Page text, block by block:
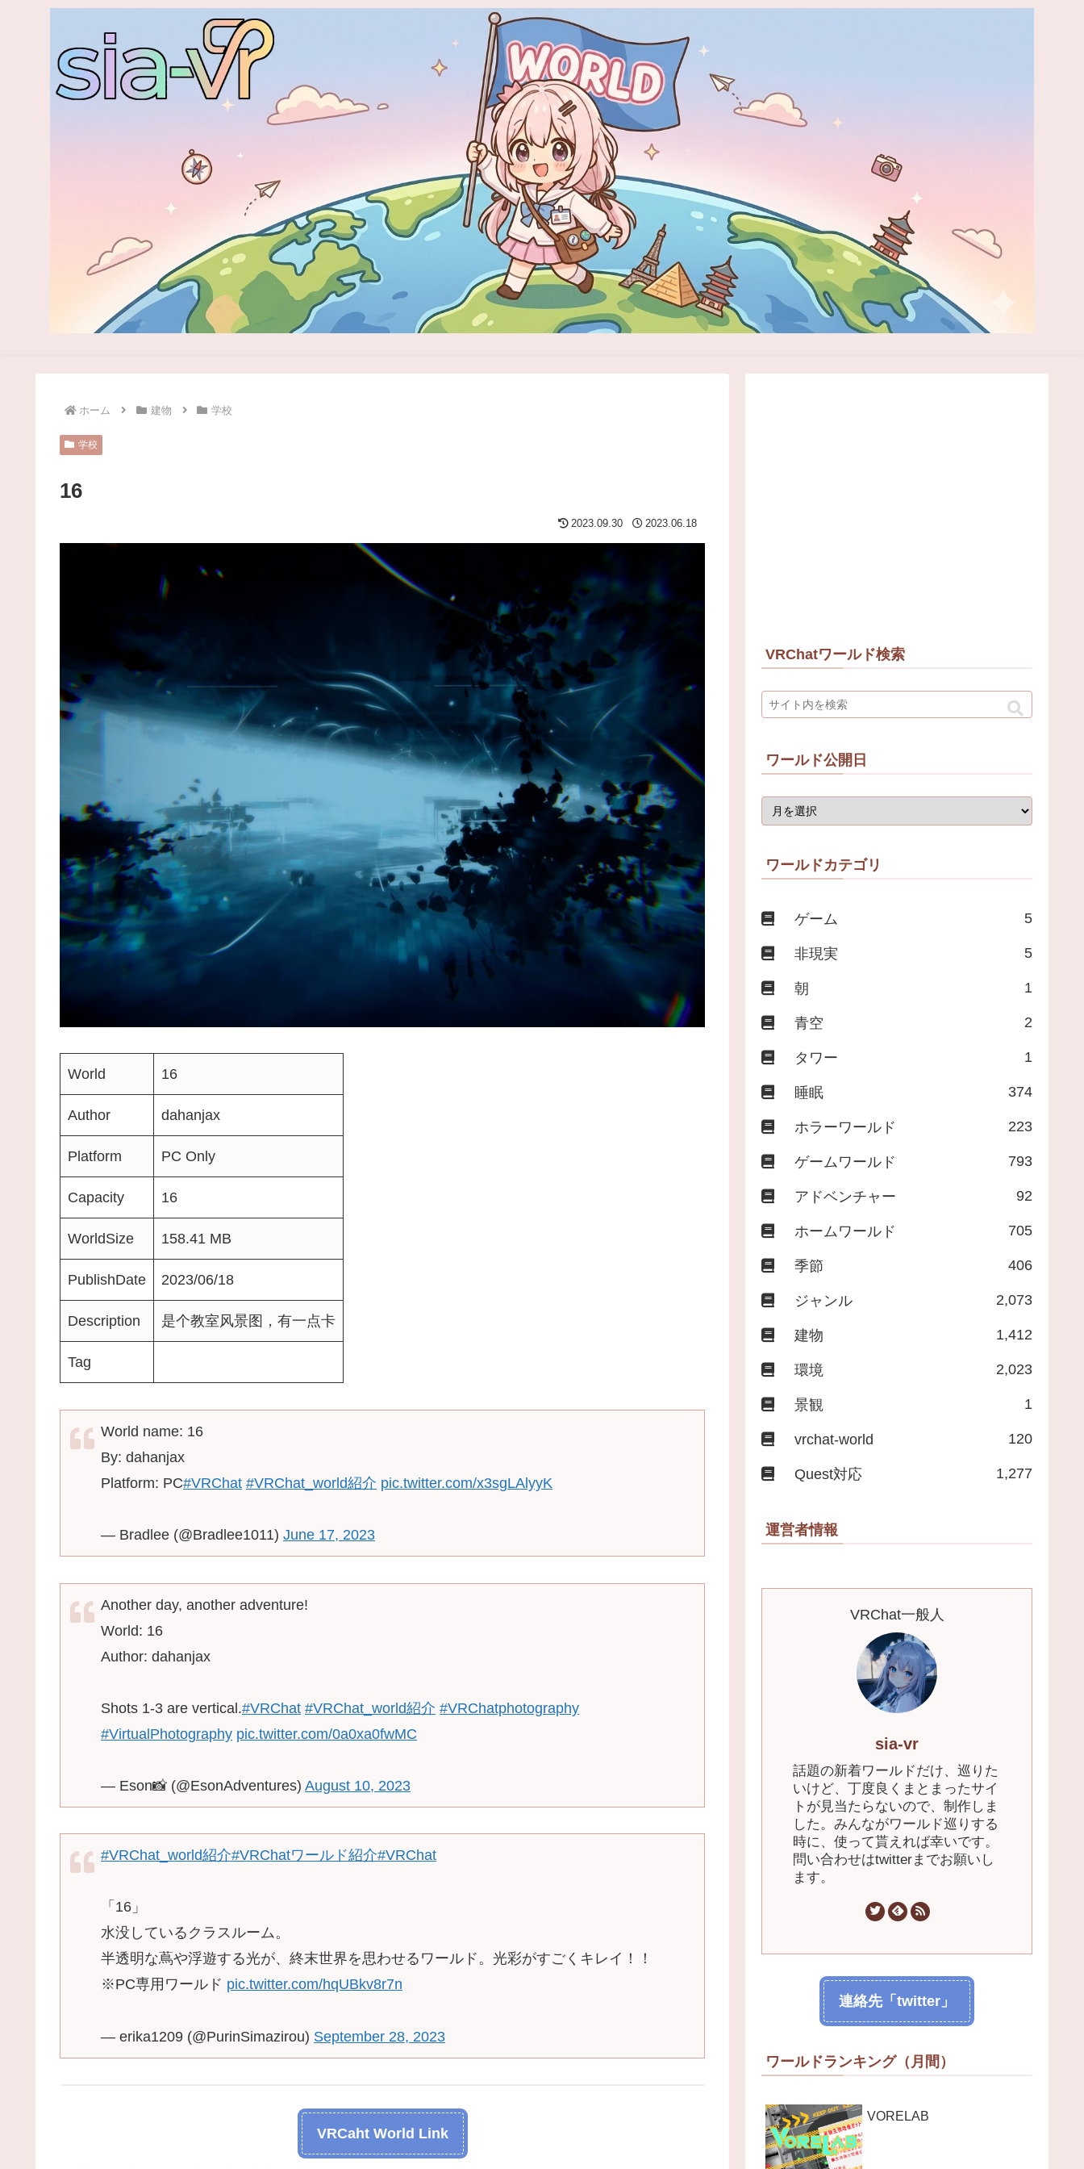
ホーム 建物 学校
学校
16
2023.09.30 2023.06.18
World 16
Author dahanjax
Platform PC Only
Capacity 16
WorldSize 158.41 MB
PublishDate 2023/06/18
Description 是个教室风景图，有一点卡
Tag
World name: 16
By: dahanjax
Platform: PC#VRChat #VRChat_world紹介 pic.twitter.com/x3sgLAlyyK
— Bradlee (@Bradlee1011) June 17, 2023
Another day, another adventure!
World: 16
Author: dahanjax
Shots 1-3 are vertical.#VRChat #VRChat_world紹介 #VRChatphotography
#VirtualPhotography pic.twitter.com/0a0xa0fwMC
— Eson📸 (@EsonAdventures) August 10, 2023
#VRChat_world紹介#VRChatワールド紹介#VRChat
「16」
水没しているクラスルーム。
半透明な蔦や浮遊する光が、終末世界を思わせるワールド。光彩がすごくキレイ！！
※PC専用ワールド pic.twitter.com/hqUBkv8r7n
— erika1209 (@PurinSimazirou) September 28, 2023
VRCaht World Link
VRChatワールド検索
ワールド公開日
ワールドカテゴリ
ゲーム 5
非現実 5
朝 1
青空 2
タワー 1
睡眠 374
ホラーワールド 223
ゲームワールド 793
アドベンチャー 92
ホームワールド 705
季節 406
ジャンル 2,073
建物 1,412
環境 2,023
景観 1
vrchat-world 120
Quest対応 1,277
運営者情報
VRChat一般人
sia-vr
話題の新着ワールドだけ、巡りた
いけど、丁度良くまとまったサイ
トが見当たらないので、制作しま
した。みんながワールド巡りする
時に、使って貰えれば幸いです。
問い合わせはtwitterまでお願いし
ます。
連絡先「twitter」
ワールドランキング（月間）
VORELAB